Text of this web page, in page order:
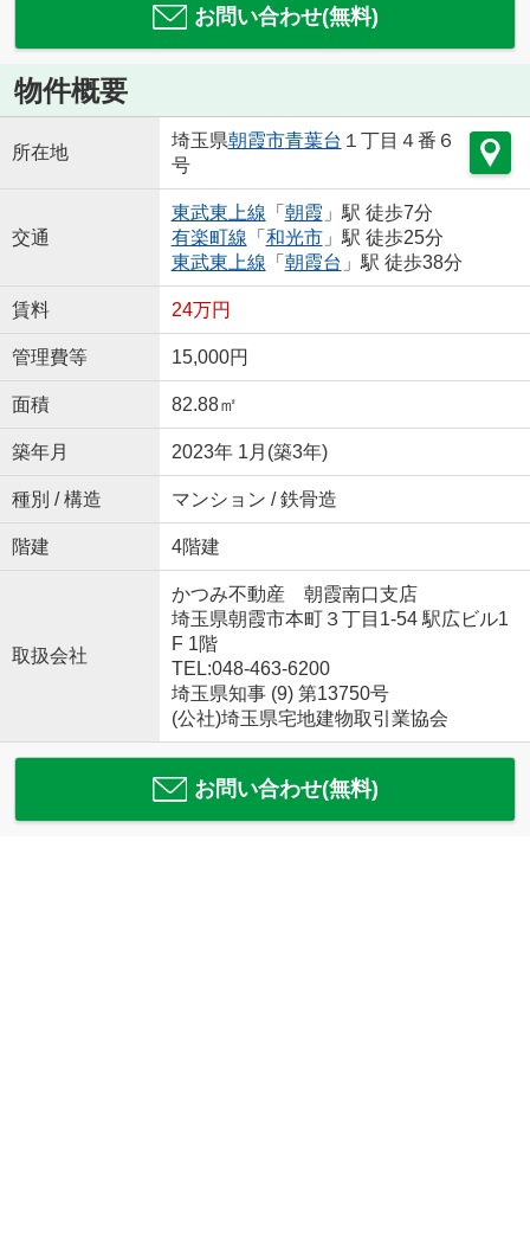
お問い合わせ(無料)
物件概要
所在地
埼玉県朝霞市青葉台 １丁目４番６
号
交通
東武東上線 「 朝霞 」駅 徒歩7分
有楽町線 「 和光市」駅 徒歩25分
東武東上線 「 朝霞台 」駅 徒歩38分
賃料 24万円
管理費等 15,000円
面積 82.88㎡
築年月 2023年 1月(築3年)
種別 / 構造 マンション / 鉄骨造
階建 4階建
取扱会社
かつみ不動産 朝霞南口支店
埼玉県朝霞市本町３丁目1-54 駅広ビル1
F 1階
TEL:048-463-6200
埼玉県知事 (9) 第13750号
(公社)埼玉県宅地建物取引業協会
お問い合わせ(無料)